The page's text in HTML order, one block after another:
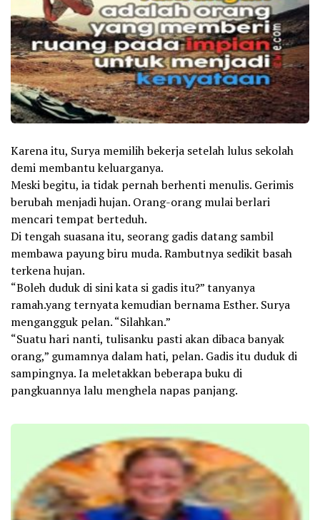
Karena itu, Surya memilih bekerja setelah lulus sekolah
demi membantu keluarganya.
Meski begitu, ia tidak pernah berhenti menulis. Gerimis
berubah menjadi hujan. Orang-orang mulai berlari
mencari tempat berteduh.
Di tengah suasana itu, seorang gadis datang sambil
membawa payung biru muda. Rambutnya sedikit basah
terkena hujan.
“Boleh duduk di sini kata si gadis itu?” tanyanya
ramah.yang ternyata kemudian bernama Esther. Surya
mengangguk pelan. “Silahkan.”
“Suatu hari nanti, tulisanku pasti akan dibaca banyak
orang,” gumamnya dalam hati, pelan. Gadis itu duduk di
sampingnya. Ia meletakkan beberapa buku di
pangkuannya lalu menghela napas panjang.